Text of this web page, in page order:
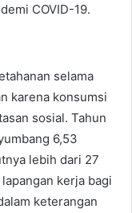
COVID-19.
selama
karena konsumsi
sosial. Tahun
6,53
lebih dari 27
kerja bagi
keterangan